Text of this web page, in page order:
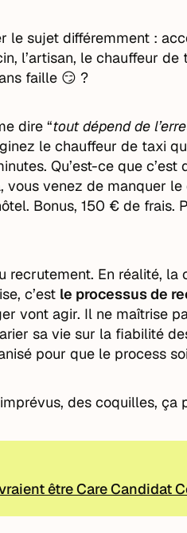
le sujet différemment :
l’artisan, le chauffeur
faille 😏 ?
dire “tout dépend de
le chauffeur de taxi
Qu’est-ce que
vous venez de manquer
Bonus, 150 € de frais.
recrutement. En réalité,
c’est le processus de
vont agir. Il ne maîtrise
sa vie sur la fiabilité
pour que le process
des coquilles,
être Care Candidat